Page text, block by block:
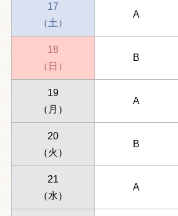
17
（土）
A
18
（日）
B
19
（月）
A
20
（火）
B
21
（水）
A